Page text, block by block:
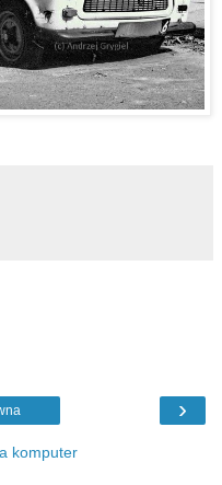
›
komputer